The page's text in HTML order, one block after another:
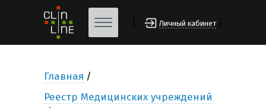
Личный кабинет
Главная
Реестр Медицинских учреждений